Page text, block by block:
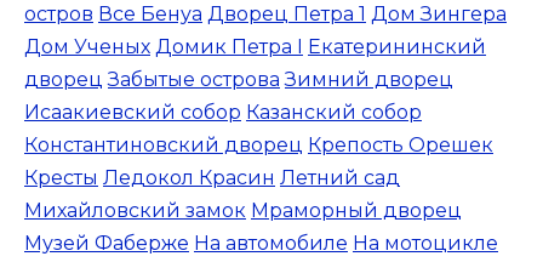
остров Все Бенуа Дворец Петра 1 Дом Зингера
Дом Ученых Домик Петра I Екатерининский
дворец Забытые острова Зимний дворец
Исаакиевский собор Казанский собор
Константиновский дворец Крепость Орешек
Кресты Ледокол Красин Летний сад
Михайловский замок Мраморный дворец
Музей Фаберже На автомобиле На мотоцикле